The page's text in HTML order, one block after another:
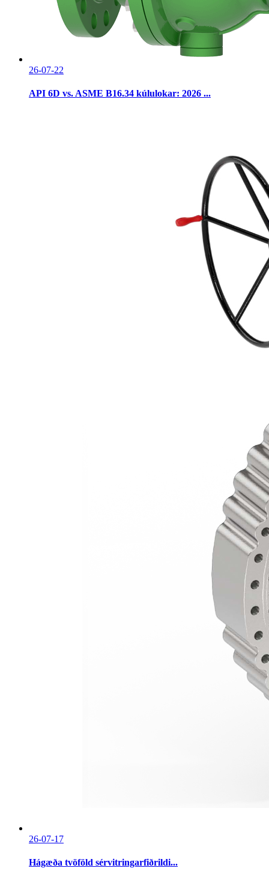
26-07-22
API 6D vs. ASME B16.34 kúlulokar: 2026 ...
26-07-17
Hágæða tvöföld sérvitringarfiðrildi...